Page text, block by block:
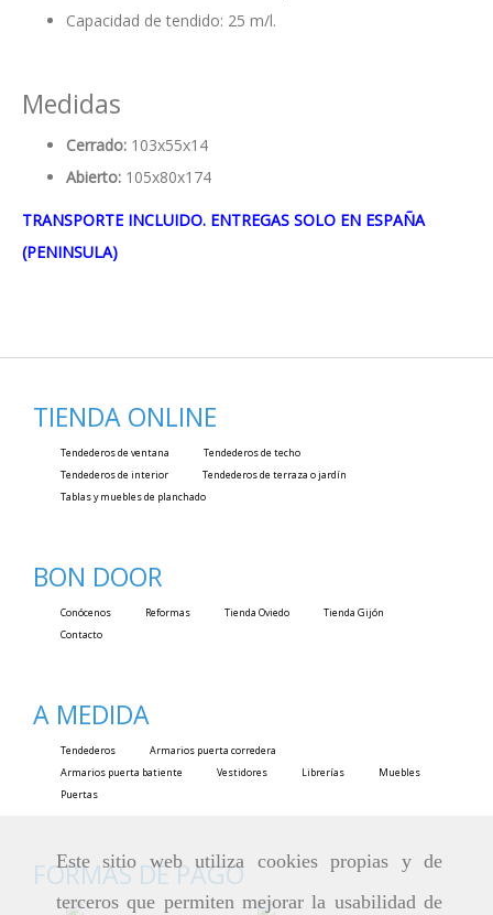
Este sitio web utiliza cookies propias y de
terceros que permiten mejorar la usabilidad de
Capacidad de tendido: 25 m/l.
Medidas
Cerrado: 103x55x14
Abierto: 105x80x174
TRANSPORTE INCLUIDO. ENTREGAS SOLO EN ESPAÑA
(PENINSULA)
TIENDA ONLINE
Tendederos de ventana
Tendederos de techo
Tendederos de interior
Tendederos de terraza o jardín
Tablas y muebles de planchado
BON DOOR
Conócenos Reformas Tienda Oviedo
Tienda Gijón
Contacto
A MEDIDA
Tendederos
Armarios puerta corredera
Armarios puerta batiente
Vestidores Librerías
Muebles
Puertas
FORMAS DE PAGO